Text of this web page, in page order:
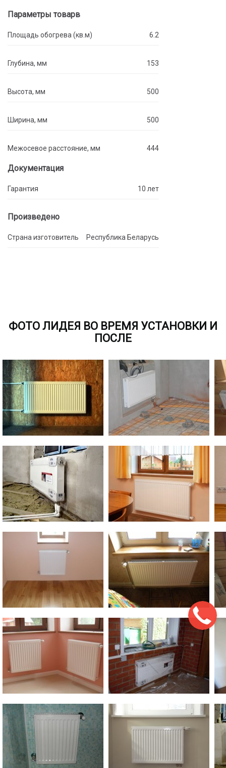
Параметры товарв
Площадь обогрева (кв.м) 6.2
Глубина, мм 153
Высота, мм 500
Ширина, мм 500
Межосевое расстояние, мм 444
Документация
Гарантия 10 лет
Произведено
Страна изготовитель Республика Беларусь
ФОТО ЛИДЕЯ ВО ВРЕМЯ УСТАНОВКИ И
ПОСЛЕ